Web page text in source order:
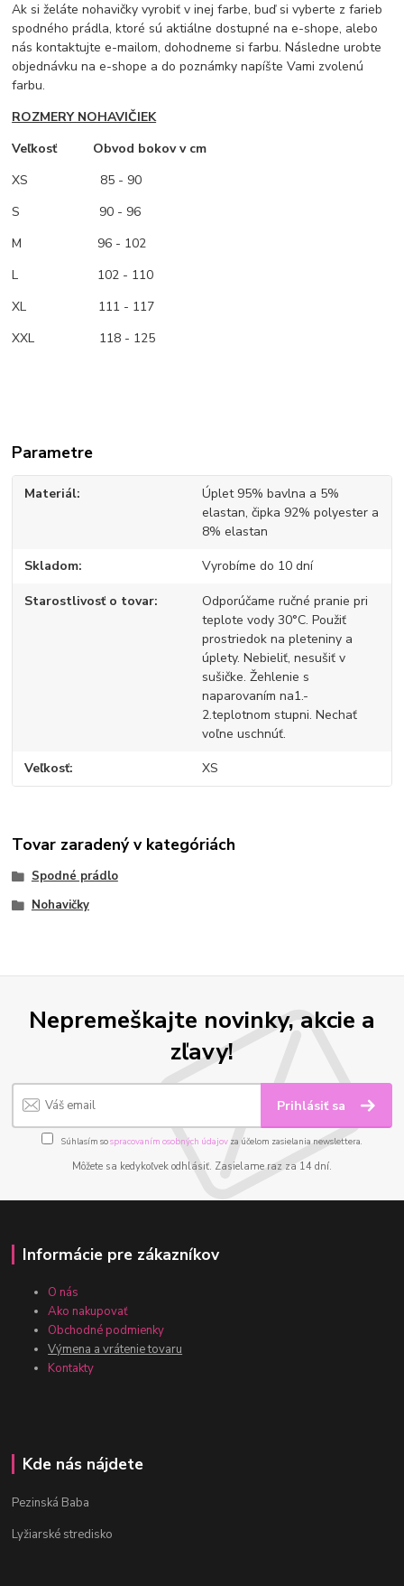
Ak si želáte nohavičky vyrobiť v inej farbe, buď si vyberte z farieb
spodného prádla, ktoré sú aktiálne dostupné na e-shope, alebo
nás kontaktujte e-mailom, dohodneme si farbu. Následne urobte
objednávku na e-shope a do poznámky napíšte Vami zvolenú
farbu.
ROZMERY NOHAVIČIEK
Veľkosť Obvod bokov v cm
XS
85 - 90
S 90 - 96
M
96 - 102
L 102 - 110
XL 111 - 117
XXL 118 - 125
Parametre
Materiál
Úplet 95% bavlna a 5%
elastan, čipka 92% polyester a
8% elastan
Skladom Vyrobíme do 10 dní
Starostlivosť o tovar
Odporúčame ručné pranie pri
teplote vody 30°C. Použiť
prostriedok na pleteniny a
úplety. Nebieliť, nesušiť v
sušičke. Žehlenie s
naparovaním na1.-
2.teplotnom stupni. Nechať
voľne uschnúť.
Veľkosť XS
Tovar zaradený v kategóriách
Spodné prádlo
Nohavičky
Nepremeškajte novinky, akcie a
zľavy!
Prihlásiť sa
Súhlasím sospracovaním osobných údajov za účelom zasielania newslettera.
Môžete sa kedykoľvek odhlásiť. Zasielame raz za 14 dní.
Informácie pre zákazníkov
O nás
Ako nakupovať
Obchodné podmienky
Výmena a vrátenie tovaru
Kontakty
Kde nás nájdete
Pezinská Baba
Lyžiarské stredisko